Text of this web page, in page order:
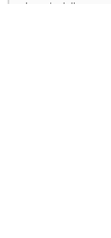
Importo delle somme